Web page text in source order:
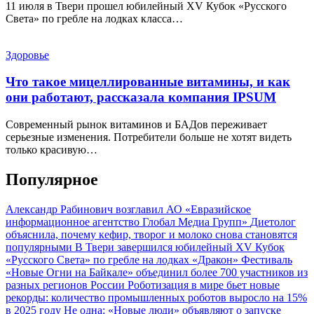
11 июля в Твери прошел юбилейный XV Кубок «Русского
Света» по гребле на лодках класса…
Здоровье
Что такое мицеллированные витамины, и как
они работают, рассказала компания IPSUM
Современный рынок витаминов и БАДов переживает
серьезные изменения. Потребители больше не хотят видеть
только красивую…
Популярное
Александр Рабинович возглавил АО «Евразийское
информационное агентство Глобал Медиа Групп» Диетолог
объяснила, почему кефир, творог и молоко снова становятся
популярными В Твери завершился юбилейный XV Кубок
«Русского Света» по гребле на лодках «Дракон» Фестиваль
«Новые Огни на Байкале» объединил более 700 участников из
разных регионов России Роботизация в мире бьет новые
рекорды: количество промышленных роботов выросло на 15%
в 2025 году Не одна: «Новые люди» объявляют о запуске